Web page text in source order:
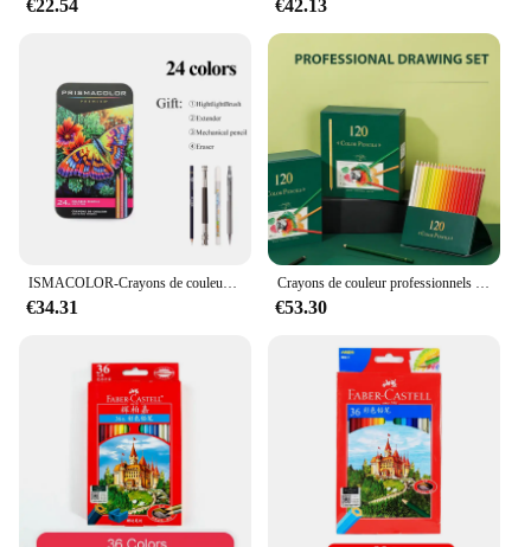
with the modern consumer's desire for convenience,
taste, and nutrition. With the Premier Protein drink
clear peach, you're not just quenching your thirst;
you're fueling your body with the essential nutrients
it needs to thrive.
€22.54 €42.13
€34.31 €53.30